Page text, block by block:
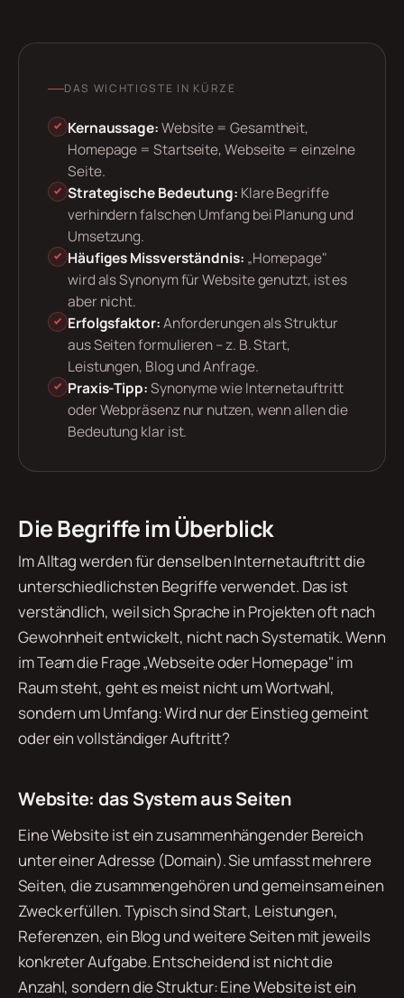
DAS WICHTIGSTE IN KÜRZE
Kernaussage:Website = Gesamtheit,
Homepage = Startseite, Webseite = einzelne
Seite.
Strategische Bedeutung: Klare Begriffe
verhindern falschen Umfang bei Planung und
Umsetzung.
Häufiges Missverständnis: „Homepage"
wird als Synonym für Website genutzt, ist es
aber nicht.
Erfolgsfaktor:Anforderungen als Struktur
aus Seiten formulieren – z. B. Start,
Leistungen, Blog und Anfrage.
Praxis-Tipp:Synonyme wie Internetauftritt
oder Webpräsenz nur nutzen, wenn allen die
Bedeutung klar ist.
Die Begriffe im Überblick
Im Alltag werden für denselben Internetauftritt die
unterschiedlichsten Begriffe verwendet. Das ist
verständlich, weil sich Sprache in Projekten oft nach
Gewohnheit entwickelt, nicht nach Systematik. Wenn
im Team die Frage „Webseite oder Homepage" im
Raum steht, geht es meist nicht um Wortwahl,
sondern um Umfang: Wird nur der Einstieg gemeint
oder ein vollständiger Auftritt?
Website: das System aus Seiten
Eine Website ist ein zusammenhängender Bereich
unter einer Adresse (Domain). Sie umfasst mehrere
Seiten, die zusammengehören und gemeinsam einen
Zweck erfüllen. Typisch sind Start, Leistungen,
Referenzen, ein Blog und weitere Seiten mit jeweils
konkreter Aufgabe. Entscheidend ist nicht die
Anzahl, sondern die Struktur: Eine Website ist ein